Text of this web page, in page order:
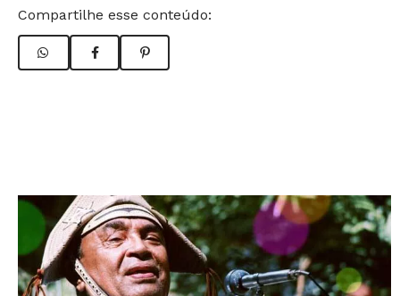
Compartilhe esse conteúdo: